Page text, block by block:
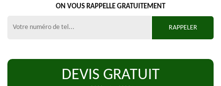
ON VOUS RAPPELLE GRATUITEMENT
DEVIS GRATUIT